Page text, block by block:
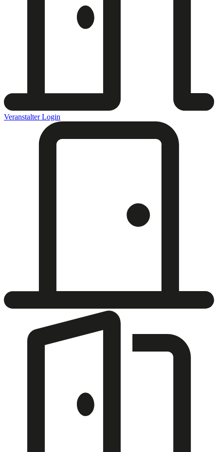
Veranstalter Login